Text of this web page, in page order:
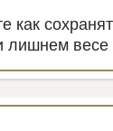
как
лишнем весе